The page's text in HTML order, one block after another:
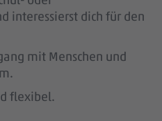
interessierst dich für den
mit Menschen und
flexibel.